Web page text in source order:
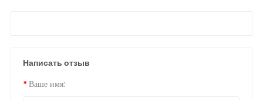
Написать отзыв
Ваше имя: